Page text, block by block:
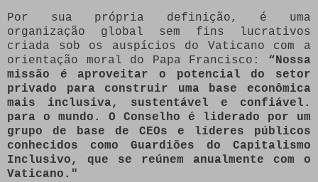
Por sua própria definição, é uma
organização global sem fins lucrativos
criada sob os auspícios do Vaticano com a
orientação moral do Papa Francisco: “Nossa
missão é aproveitar o potencial do setor
privado para construir uma base econômica
mais inclusiva, sustentável e confiável.
para o mundo. O Conselho é liderado por um
grupo de base de CEOs e líderes públicos
conhecidos como Guardiões do Capitalismo
Inclusivo, que se reúnem anualmente com o
Vaticano."